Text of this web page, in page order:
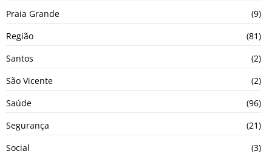
Praia Grande
(9)
Região
(81)
Santos
(2)
São Vicente
(2)
Saúde
(96)
Segurança
(21)
Social
(3)